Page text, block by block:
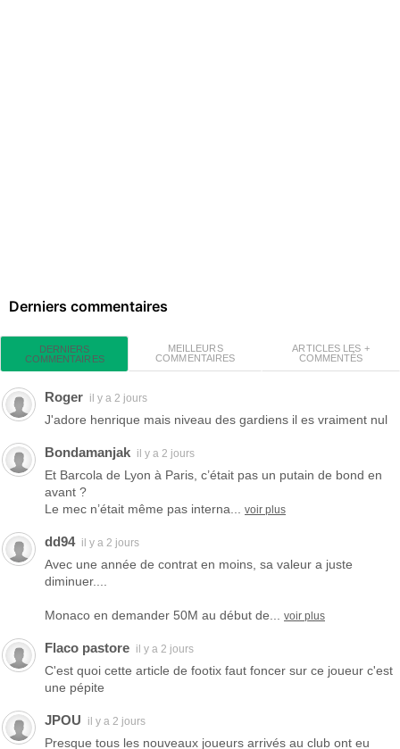
Derniers commentaires
DERNIERS
COMMENTAIRES
MEILLEURS
COMMENTAIRES
ARTICLES LES +
COMMENTÉS
Roger il y a 2 jours
J'adore henrique mais niveau des gardiens il es vraiment nul
Bondamanjak il y a 2 jours
Et Barcola de Lyon à Paris, c’était pas un putain de bond en
avant ?
Le mec n’était même pas interna...
voir plus
dd94 il y a 2 jours
Avec une année de contrat en moins, sa valeur a juste
diminuer....
Monaco en demander 50M au début de... voir plus
Flaco pastore il y a 2 jours
C'est quoi cette article de footix faut foncer sur ce joueur c'est
une pépite
JPOU il y a 2 jours
Presque tous les nouveaux joueurs arrivés au club ont eu